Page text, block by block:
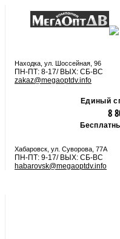
Находка, ул. Шоссейная, 96
ПН-ПТ: 8-17/ ВЫХ: СБ-ВС
zakaz@megaoptdv.info
Единый
8
Хабаровск, ул. Суворова, 77А
ПН-ПТ: 9-17/ ВЫХ: СБ-ВС
habarovsk@megaoptdv.info